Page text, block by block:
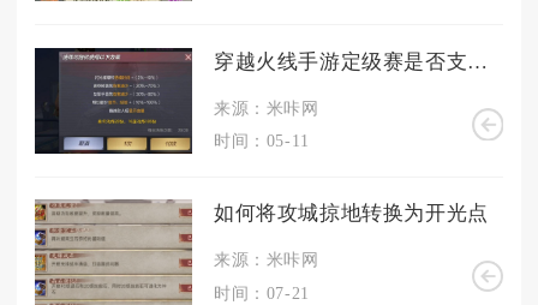
穿越火线手游定级赛是否支持多人参与
来源：米咔网
时间：05-11
如何将攻城掠地转换为开光点
来源：米咔网
时间：07-21